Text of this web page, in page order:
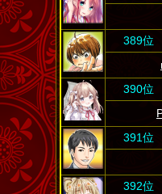
389位
390位
391位
392位